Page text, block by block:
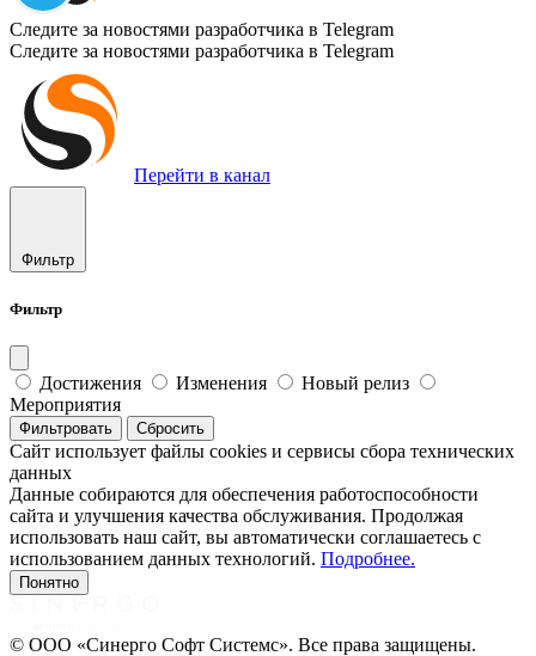
Следите за новостями разработчика в Telegram
Следите за новостями разработчика в Telegram
Перейти в канал
Фильтр
Фильтр
Достижения Изменения
Новый релиз
Мероприятия
Фильтровать Сбросить
Сайт использует файлы cookies и сервисы сбора технических
данных
Данные собираются для обеспечения работоспособности
сайта и улучшения качества обслуживания. Продолжая
использовать наш сайт, вы автоматически соглашаетесь с
использованием данных технологий. Подробнее.
Понятно
© ООО «Синерго Софт Системс». Все права защищены.